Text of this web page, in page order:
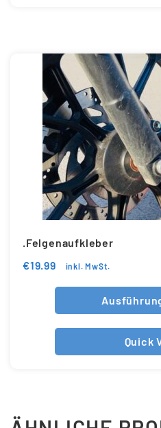
.Felgenaufkleber
€19.99 inkl. MwSt.
Quick